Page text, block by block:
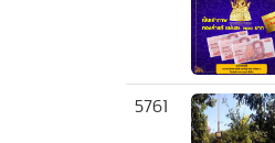
5761